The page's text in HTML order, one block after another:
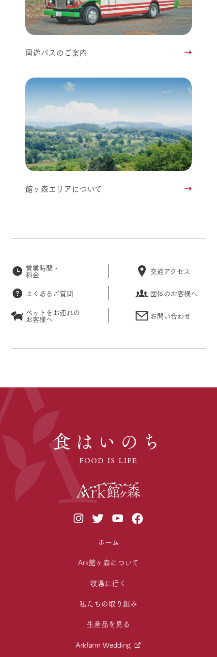
周遊バスのご案内
館ヶ森エリアについて
営業時間・
料金 交通アクセス
よくあるご質問
団体のお客様へ
ペットをお連れの
お客様へ お問い合わせ
食はいのち
FOOD IS LIFE
ホーム
Ark館ヶ森について
牧場に行く
私たちの取り組み
生産品を見る
Arkfarm Wedding